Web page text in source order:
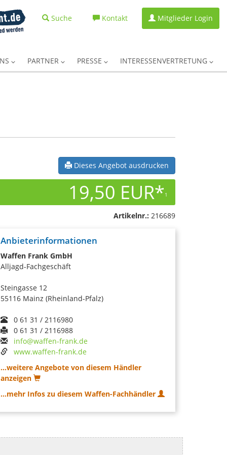
Suche Kontakt Mitglieder Login
PARTNER PRESSE INTERESSENVERTRETUNG
Dieses Angebot ausdrucken
19,50 EUR*1
Artikelnr.: 216689
Anbieterinformationen
Waffen Frank GmbH
Alljagd-Fachgeschäft
Steingasse 12
55116 Mainz (Rheinland-Pfalz)
0 61 31 / 2116980
0 61 31 / 2116988
info@waffen-frank.de
www.waffen-frank.de
...weitere Angebote von diesem Händler
anzeigen
...mehr Infos zu diesem Waffen-Fachhändler